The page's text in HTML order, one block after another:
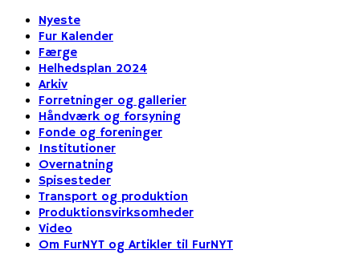
Nyeste
Fur Kalender
Færge
Helhedsplan 2024
Arkiv
Forretninger og gallerier
Håndværk og forsyning
Fonde og foreninger
Institutioner
Overnatning
Spisesteder
Transport og produktion
Produktionsvirksomheder
Video
Om FurNYT og Artikler til FurNYT